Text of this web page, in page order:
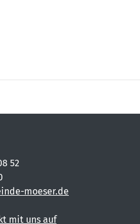
52
moeser.de
mit uns auf